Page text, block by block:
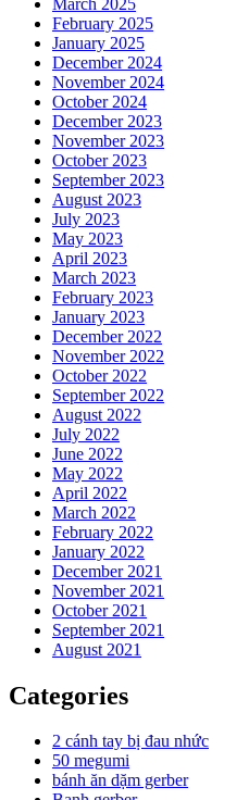
February 2025
January 2025
December 2024
November 2024
October 2024
December 2023
November 2023
October 2023
September 2023
August 2023
July 2023
May 2023
April 2023
March 2023
February 2023
January 2023
December 2022
November 2022
October 2022
September 2022
August 2022
July 2022
June 2022
May 2022
April 2022
March 2022
February 2022
January 2022
December 2021
November 2021
October 2021
September 2021
August 2021
Categories
2 cánh tay bị đau nhức
50 megumi
bánh ăn dặm gerber